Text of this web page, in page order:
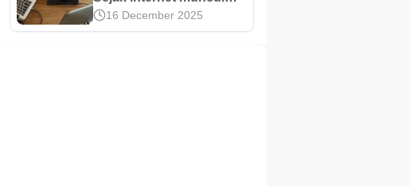
ada banyak sekali
peluang usaha baru
16 December 2025